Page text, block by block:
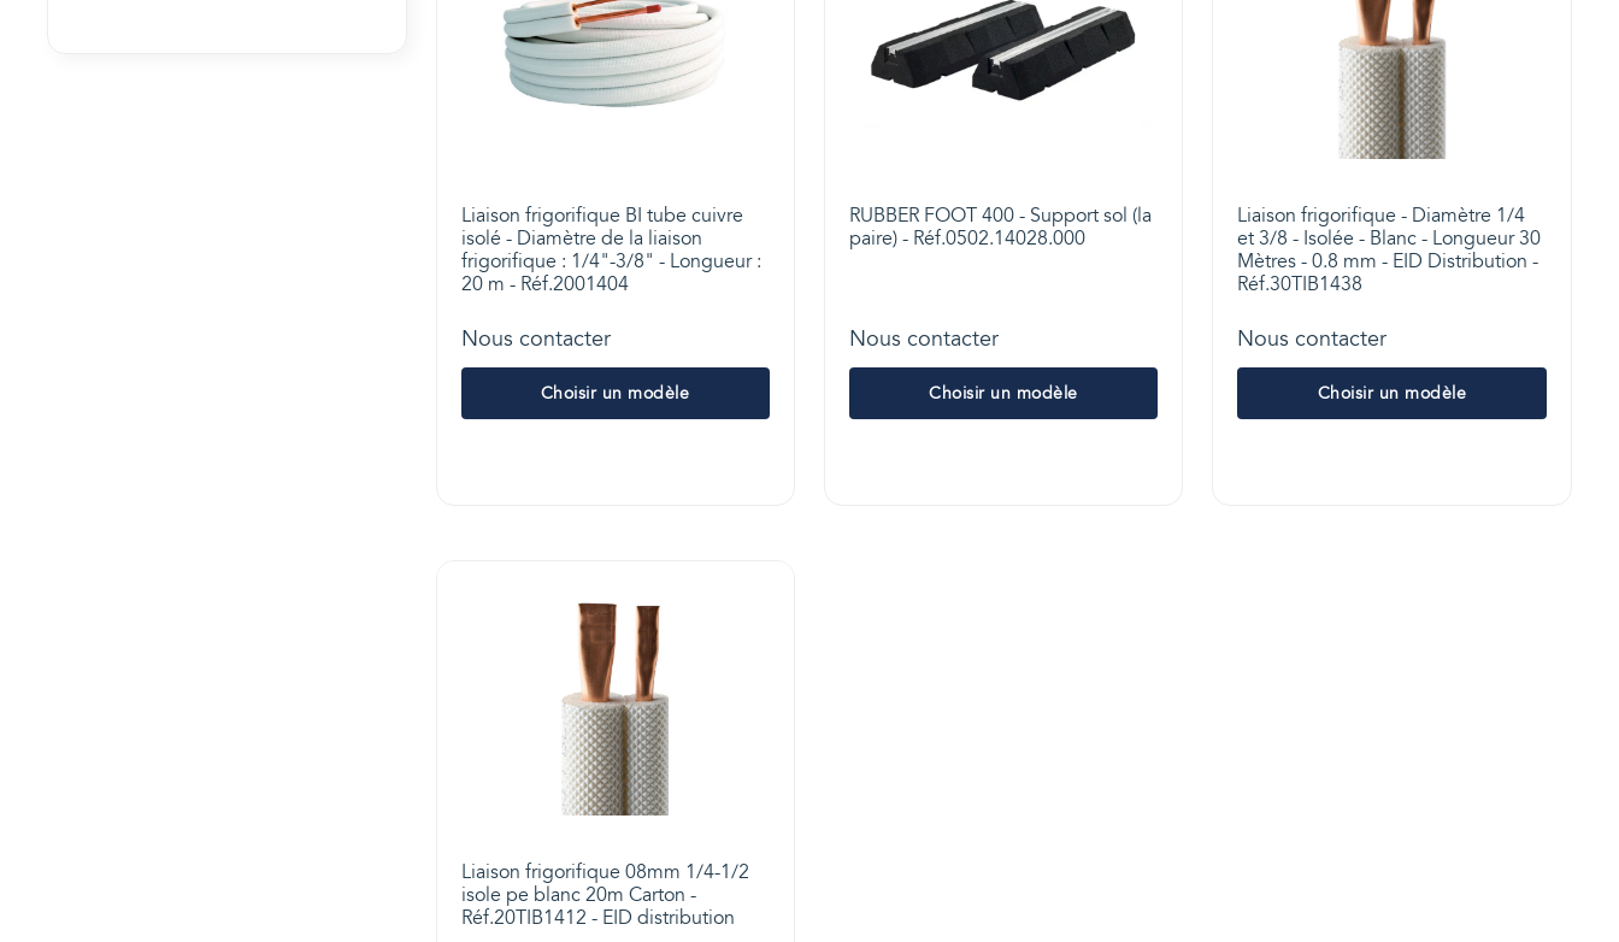
Liaison frigorifique BI tube cuivre
isolé - Diamètre de la liaison
frigorifique : 1/4"-3/8" - Longueur :
20 m - Réf.2001404
Nous contacter
Choisir un modèle
RUBBER FOOT 400 - Support sol (la
paire) - Réf.0502.14028.000
Nous contacter
Choisir un modèle
Liaison frigorifique - Diamètre 1/4
et 3/8 - Isolée - Blanc - Longueur 30
Mètres - 0.8 mm - EID Distribution -
Réf.30TIB1438
Nous contacter
Choisir un modèle
Liaison frigorifique 08mm 1/4-1/2
isole pe blanc 20m Carton -
Réf.20TIB1412 - EID distribution